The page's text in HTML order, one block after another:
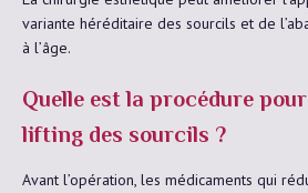
variante héréditaire des sourcils et de
à l’âge.
Quelle est la procédure
lifting des sourcils ?
Avant l’opération, les médicaments qui